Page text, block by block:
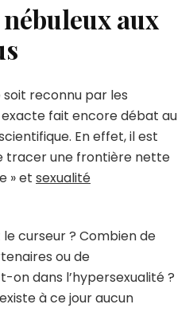
aux
reconnu par les
exacte fait encore débat au
En effet, il est
tracer une frontière nette
» et sexualité
curseur ? Combien de
ou de
dans l’hypersexualité ?
à ce jour aucun